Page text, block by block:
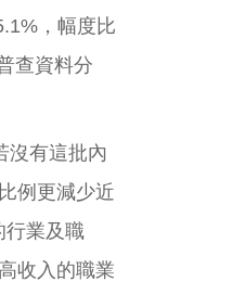
，幅度比
查資料分
沒有這批內
例更減少近
行業及職
收入的職業